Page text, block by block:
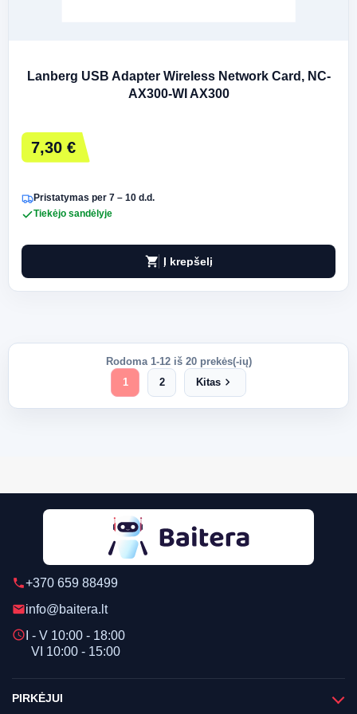
Lanberg USB Adapter Wireless Network Card, NC-
AX300-WI AX300
7,30 €
Pristatymas per 7 – 10 d.d.
Tiekėjo sandėlyje
shopping_cart Į krepšelį
Rodoma 1-12 iš 20 prekės(-ių)
1
2 Kitas chevron_right
phone+370 659 88499
emailinfo@baitera.lt
schedule I - V 10:00 - 18:00
VI 10:00 - 15:00
PIRKĖJUI